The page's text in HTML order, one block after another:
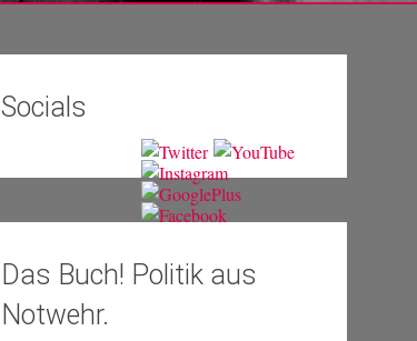
Socials
Das Buch! Politik aus
Notwehr.